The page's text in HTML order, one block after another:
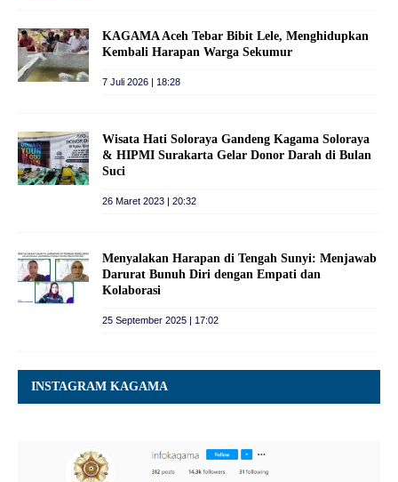
KAGAMA Aceh Tebar Bibit Lele, Menghidupkan
Kembali Harapan Warga Sekumur
7 Juli 2026 | 18:28
Wisata Hati Soloraya Gandeng Kagama Soloraya
& HIPMI Surakarta Gelar Donor Darah di Bulan
Suci
26 Maret 2023 | 20:32
Menyalakan Harapan di Tengah Sunyi: Menjawab
Darurat Bunuh Diri dengan Empati dan
Kolaborasi
25 September 2025 | 17:02
INSTAGRAM KAGAMA